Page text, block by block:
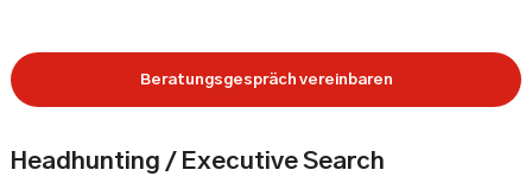
Beratungsgespräch vereinbaren
Headhunting / Executive Search